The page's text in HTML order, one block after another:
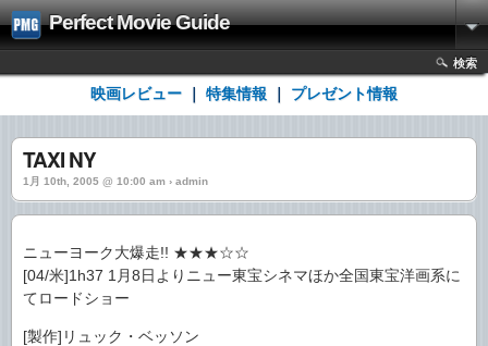
Perfect Movie Guide
検索
映画レビュー 特集情報 プレゼント情報
TAXI NY
1月 10th, 2005 @ 10:00 am › admin
ニューヨーク大爆走!! ★★★☆☆
[04/米]1h37 1月8日よりニュー東宝シネマほか全国東宝洋画系に
てロードショー
[製作]リュック・ベッソン